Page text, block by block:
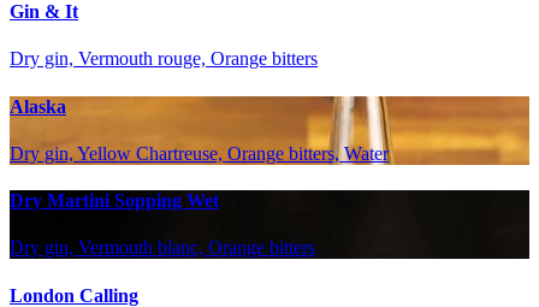
Gin & It
Dry gin, Vermouth rouge, Orange bitters
Alaska
Dry gin, Yellow Chartreuse, Orange bitters, Water
Dry Martini Sopping Wet
Dry gin, Vermouth blanc, Orange bitters
London Calling